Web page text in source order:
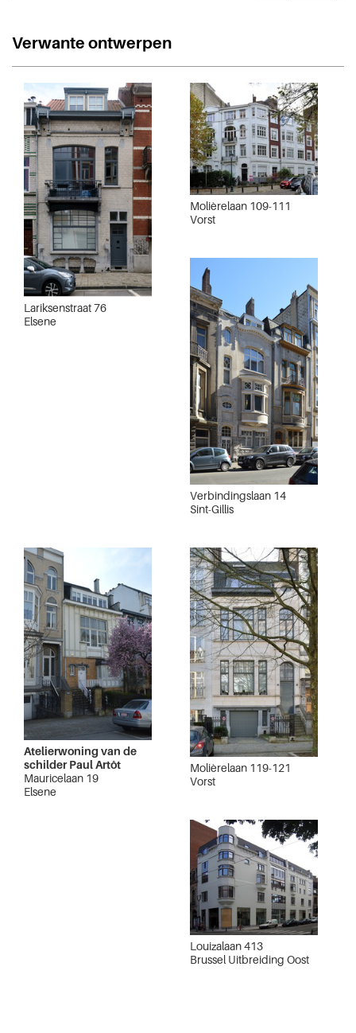
Verwante ontwerpen
Lariksenstraat 76
Elsene
Molièrelaan 109-111
Vorst
Verbindingslaan 14
Sint-Gillis
Atelierwoning van de
schilder Paul Artôt
Mauricelaan 19
Elsene
Molièrelaan 119-121
Vorst
Louizalaan 413
Brussel Uitbreiding Oost